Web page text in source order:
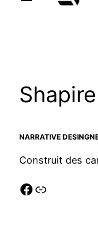
NARRATIVE
Construit des
Facebook
Lien